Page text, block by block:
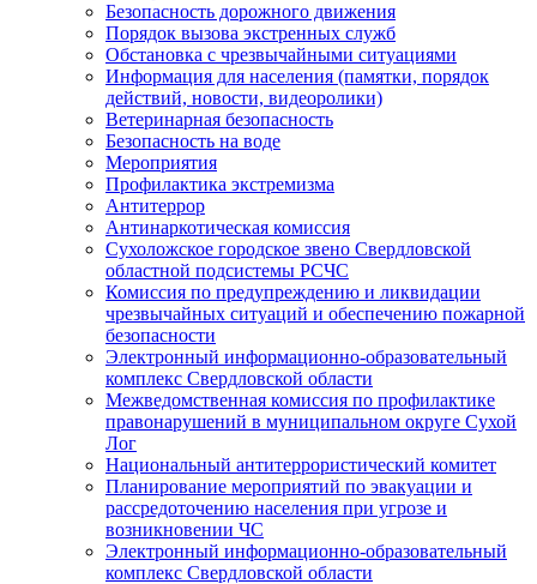
Безопасность дорожного движения
Порядок вызова экстренных служб
Обстановка с чрезвычайными ситуациями
Информация для населения (памятки, порядок
действий, новости, видеоролики)
Ветеринарная безопасность
Безопасность на воде
Мероприятия
Профилактика экстремизма
Антитеррор
Антинаркотическая комиссия
Сухоложское городское звено Свердловской
областной подсистемы РСЧС
Комиссия по предупреждению и ликвидации
чрезвычайных ситуаций и обеспечению пожарной
безопасности
Электронный информационно-образовательный
комплекс Cвердловской области
Межведомственная комиссия по профилактике
правонарушений в муниципальном округе Сухой
Лог
Национальный антитеррористический комитет
Планирование мероприятий по эвакуации и
рассредоточению населения при угрозе и
возникновении ЧС
Электронный информационно-образовательный
комплекс Свердловской области